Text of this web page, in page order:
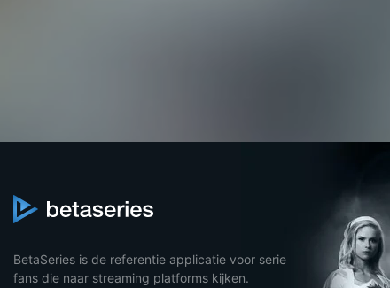
BetaSeries is de referentie applicatie voor serie
fans die naar streaming platforms kijken.